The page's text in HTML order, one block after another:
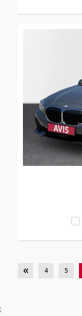
«Πίσω
4 5
;